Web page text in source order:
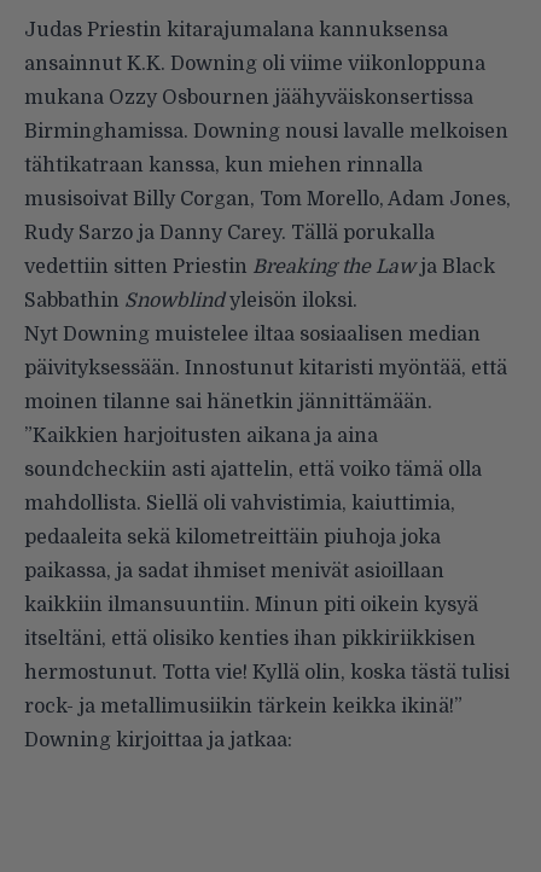
Judas Priestin kitarajumalana kannuksensa
ansainnut K.K. Downing oli viime viikonloppuna
mukana Ozzy Osbournen jäähyväiskonsertissa
Birminghamissa. Downing nousi lavalle melkoisen
tähtikatraan kanssa, kun miehen rinnalla
musisoivat Billy Corgan, Tom Morello, Adam Jones,
Rudy Sarzo ja Danny Carey. Tällä porukalla
vedettiin sitten Priestin Breaking the Lawja Black
Sabbathin Snowblindyleisön iloksi.
Nyt Downing muistelee iltaa sosiaalisen median
päivityksessään. Innostunut kitaristi myöntää, että
moinen tilanne sai hänetkin jännittämään.
”Kaikkien harjoitusten aikana ja aina
soundcheckiin asti ajattelin, että voiko tämä olla
mahdollista. Siellä oli vahvistimia, kaiuttimia,
pedaaleita sekä kilometreittäin piuhoja joka
paikassa, ja sadat ihmiset menivät asioillaan
kaikkiin ilmansuuntiin. Minun piti oikein kysyä
itseltäni, että olisiko kenties ihan pikkiriikkisen
hermostunut. Totta vie! Kyllä olin, koska tästä tulisi
rock- ja metallimusiikin tärkein keikka ikinä!”
Downing kirjoittaa ja jatkaa: